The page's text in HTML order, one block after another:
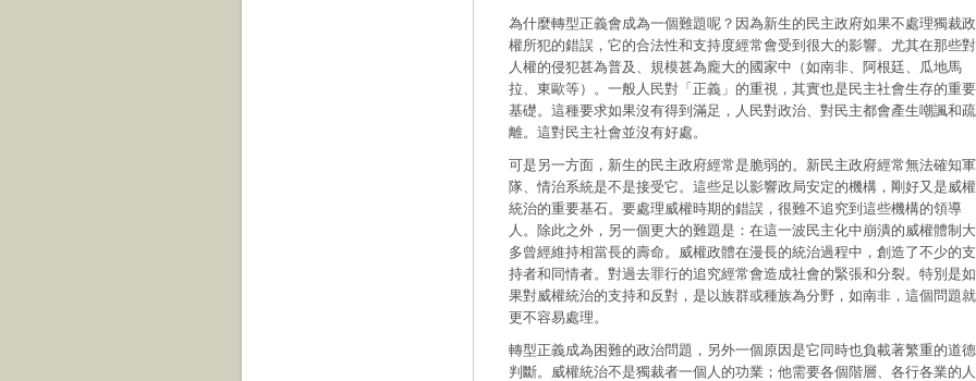
為什麼轉型正義會成為一個難題呢？因為新生的民主政府如果不處理獨裁政
權所犯的錯誤，它的合法性和支持度經常會受到很大的影響。尤其在那些對
人權的侵犯甚為普及、規模甚為龐大的國家中（如南非、阿根廷、瓜地馬
拉、東歐等）。一般人民對「正義」的重視，其實也是民主社會生存的重要
基礎。這種要求如果沒有得到滿足，人民對政治、對民主都會產生嘲諷和疏
離。這對民主社會並沒有好處。
可是另一方面，新生的民主政府經常是脆弱的。新民主政府經常無法確知軍
隊、情治系統是不是接受它。這些足以影響政局安定的機構，剛好又是威權
統治的重要基石。要處理威權時期的錯誤，很難不追究到這些機構的領導
人。除此之外，另一個更大的難題是：在這一波民主化中崩潰的威權體制大
多曾經維持相當長的壽命。威權政體在漫長的統治過程中，創造了不少的支
持者和同情者。對過去罪行的追究經常會造成社會的緊張和分裂。特別是如
果對威權統治的支持和反對，是以族群或種族為分野，如南非，這個問題就
更不容易處理。
轉型正義成為困難的政治問題，另外一個原因是它同時也負載著繁重的道德
判斷。威權統治不是獨裁者一個人的功業；他需要各個階層、各行各業的人